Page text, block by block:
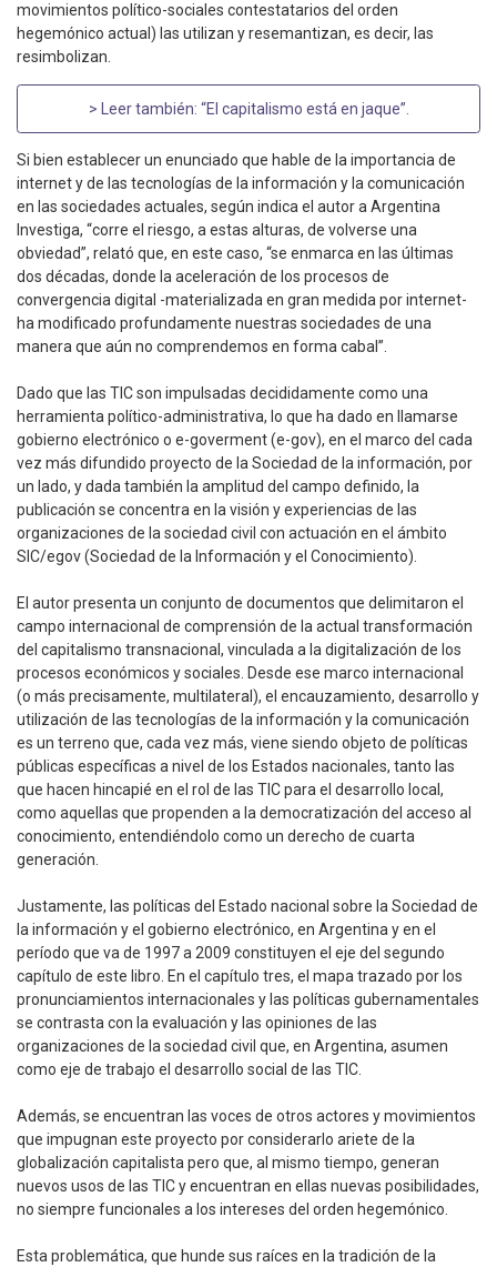
movimientos político-sociales contestatarios del orden
hegemónico actual) las utilizan y resemantizan, es decir, las
resimbolizan.
> Leer también: “El capitalismo está en jaque”
Si bien establecer un enunciado que hable de la importancia de
internet y de las tecnologías de la información y la comunicación
en las sociedades actuales, según indica el autor a Argentina
Investiga, “corre el riesgo, a estas alturas, de volverse una
obviedad”, relató que, en este caso, “se enmarca en las últimas
dos décadas, donde la aceleración de los procesos de
convergencia digital -materializada en gran medida por internet-
ha modificado profundamente nuestras sociedades de una
manera que aún no comprendemos en forma cabal”.
Dado que las TIC son impulsadas decididamente como una
herramienta político-administrativa, lo que ha dado en llamarse
gobierno electrónico o e-goverment (e-gov), en el marco del cada
vez más difundido proyecto de la Sociedad de la información, por
un lado, y dada también la amplitud del campo definido, la
publicación se concentra en la visión y experiencias de las
organizaciones de la sociedad civil con actuación en el ámbito
SIC/egov (Sociedad de la Información y el Conocimiento).
El autor presenta un conjunto de documentos que delimitaron el
campo internacional de comprensión de la actual transformación
del capitalismo transnacional, vinculada a la digitalización de los
procesos económicos y sociales. Desde ese marco internacional
(o más precisamente, multilateral), el encauzamiento, desarrollo y
utilización de las tecnologías de la información y la comunicación
es un terreno que, cada vez más, viene siendo objeto de políticas
públicas específicas a nivel de los Estados nacionales, tanto las
que hacen hincapié en el rol de las TIC para el desarrollo local,
como aquellas que propenden a la democratización del acceso al
conocimiento, entendiéndolo como un derecho de cuarta
generación.
Justamente, las políticas del Estado nacional sobre la Sociedad de
la información y el gobierno electrónico, en Argentina y en el
período que va de 1997 a 2009 constituyen el eje del segundo
capítulo de este libro. En el capítulo tres, el mapa trazado por los
pronunciamientos internacionales y las políticas gubernamentales
se contrasta con la evaluación y las opiniones de las
organizaciones de la sociedad civil que, en Argentina, asumen
como eje de trabajo el desarrollo social de las TIC.
Además, se encuentran las voces de otros actores y movimientos
que impugnan este proyecto por considerarlo ariete de la
globalización capitalista pero que, al mismo tiempo, generan
nuevos usos de las TIC y encuentran en ellas nuevas posibilidades,
no siempre funcionales a los intereses del orden hegemónico.
Esta problemática, que hunde sus raíces en la tradición de la